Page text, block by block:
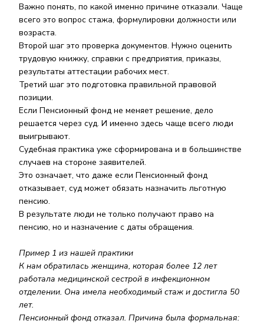
Важно понять, по какой именно причине отказали. Чаще
всего это вопрос стажа, формулировки должности или
возраста.
Второй шаг это проверка документов. Нужно оценить
трудовую книжку, справки с предприятия, приказы,
результаты аттестации рабочих мест.
Третий шаг это подготовка правильной правовой
позиции.
Если Пенсионный фонд не меняет решение, дело
решается через суд. И именно здесь чаще всего люди
выигрывают.
Судебная практика уже сформирована и в большинстве
случаев на стороне заявителей.
Это означает, что даже если Пенсионный фонд
отказывает, суд может обязать назначить льготную
пенсию.
В результате люди не только получают право на
пенсию, но и назначение с даты обращения.
Пример 1 из нашей практики
К нам обратилась женщина, которая более 12 лет
работала медицинской сестрой в инфекционном
отделении. Она имела необходимый стаж и достигла 50
лет.
Пенсионный фонд отказал. Причина была формальная: